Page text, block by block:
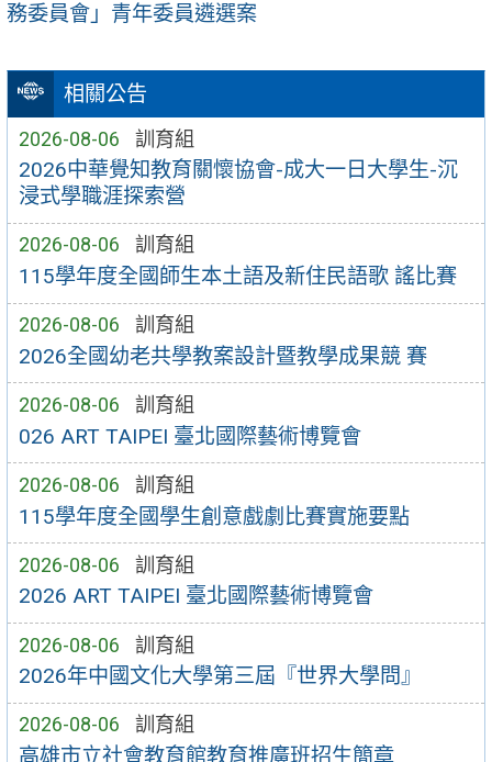
相關公告
2026-08-06 訓育組
2026中華覺知教育關懷協會-成大一日大學生-沉
浸式學職涯探索營
2026-08-06 訓育組
115學年度全國師生本土語及新住民語歌 謠比賽
2026-08-06 訓育組
2026全國幼老共學教案設計暨教學成果競 賽
2026-08-06 訓育組
026 ART TAIPEI 臺北國際藝術博覽會
2026-08-06 訓育組
115學年度全國學生創意戲劇比賽實施要點
2026-08-06 訓育組
2026 ART TAIPEI 臺北國際藝術博覽會
2026-08-06 訓育組
2026年中國文化大學第三屆『世界大學問』
2026-08-06 訓育組
高雄市立社會教育館教育推廣班招生簡章
務委員會」青年委員遴選案